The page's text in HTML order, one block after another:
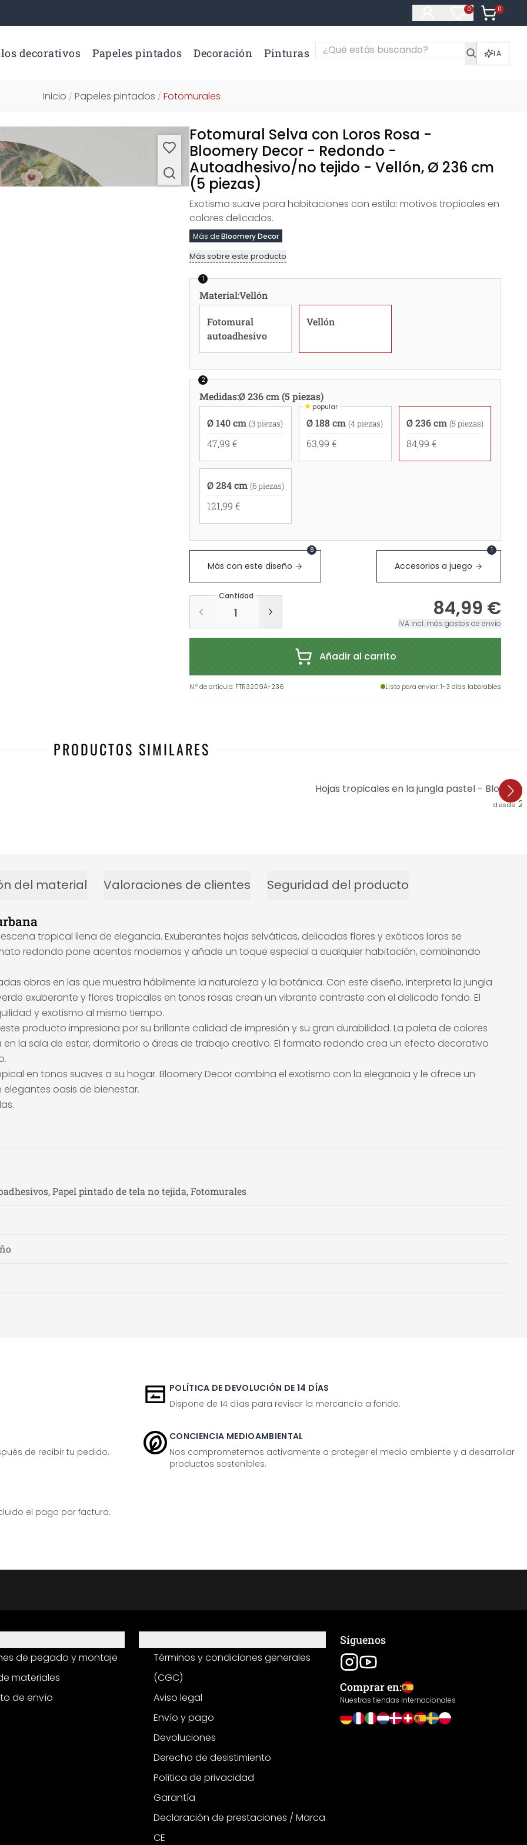
0
Artículos en
0
Artículos
decorativos Papeles pintados Decoración Pinturas IA
Inicio / Papeles pintados / Fotomurales
Fotomural Selva con Loros Rosa -
Bloomery Decor - Redondo -
Autoadhesivo/no tejido - Vellón, Ø 236 cm
(5 piezas)
Exotismo suave para habitaciones con estilo: motivos tropicales en
colores delicados.
Más deBloomery Decor
Más sobre este producto
1
Material:Vellón
Fotomural
autoadhesivo
Vellón
2
Medidas:Ø 236 cm (5 piezas)
Ø 140 cm (3 piezas)
47,99 €
★popular
Ø 188 cm (4 piezas)
63,99 €
Ø 236 cm (5 piezas)
84,99 €
Ø 284 cm (6 piezas)
121,99 €
Más con este diseño
8
Accesorios a juego
1
Cantidad
84,99 €
IVA incl. más gastos de envío
Añadir al carrito
N.º de artículo: FTR3209A-236 Listo para enviar: 1-3 días laborables
PRODUCTOS SIMILARES
Hojas tropicales en la jungla pastel -
desde
del material Valoraciones de clientes Seguridad del producto
tropical llena de elegancia. Exuberantes hojas selváticas, delicadas flores y exóticos loros se
redondo pone acentos modernos y añade un toque especial a cualquier habitación, combinando
obras en las que muestra hábilmente la naturaleza y la botánica. Con este diseño, interpreta la jungla
exuberante y flores tropicales en tonos rosas crean un vibrante contraste con el delicado fondo. El
y exotismo al mismo tiempo.
producto impresiona por su brillante calidad de impresión y su gran durabilidad. La paleta de colores
la sala de estar, dormitorio o áreas de trabajo creativo. El formato redondo crea un efecto decorativo
en tonos suaves a su hogar. Bloomery Decor combina el exotismo con la elegancia y le ofrece un
oasis de bienestar.
Papel pintado de tela no tejida, Fotomurales
POLÍTICA DE DEVOLUCIÓN DE 14 DÍAS
Dispone de 14 días para revisar la mercancía a fondo.
de recibir tu pedido.
CONCIENCIA MEDIOAMBIENTAL
Nos comprometemos activamente a proteger el medio ambiente y a desarrollar
productos sostenibles.
el pago por factura.
de pegado y montaje
materiales
de envío
Términos y condiciones generales
(CGC)
Aviso legal
Envío y pago
Devoluciones
Derecho de desistimiento
Política de privacidad
Garantía
Declaración de prestaciones / Marca
CE
Síguenos
Comprar en:
Nuestras tiendas internacionales